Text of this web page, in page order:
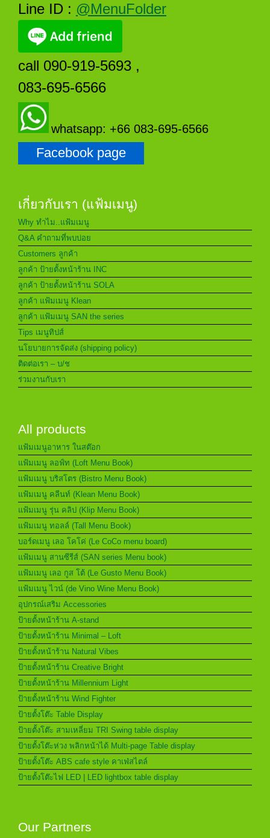
Line ID : @MenuFolder
call 090-919-5693 ,
083-695-6566
whatsapp: +66 083-695-6566
Facebook page
เกี่ยวกับเรา (แฟ้มเมนู)
Why ทำไม..แฟ้มเมนู
Q&A คำถามที่พบบ่อย
Customers ลูกค้า
ลูกค้า ป้ายตั้งหน้าร้าน INC
ลูกค้า ป้ายตั้งหน้าร้าน SOLA
ลูกค้า แฟ้มเมนู Klean
ลูกค้า แฟ้มเมนู SAN the series
Tips เมนูทิปส์
นโยบายการจัดส่ง (shipping policy)
ติดต่อเรา – บ/ช
ร่วมงานกับเรา
All products
แฟ้มเมนูอาหาร ในสต๊อก
แฟ้มเมนู ลอฟ์ท (Loft Menu Book)
แฟ้มเมนู บริสโตร (Bistro Menu Book)
แฟ้มเมนู คลีนท์ (Klean Menu Book)
แฟ้มเมนู รุ่น คลิป (Klip Menu Book)
แฟ้มเมนู ทอลล์ (Tall Menu Book)
บอร์ดเมนู เลอ โคโค่ (Le CoCo menu board)
แฟ้มเมนู สานซีรีส์ (SAN series Menu book)
แฟ้มเมนู เลอ กูส โต้ (Le Gusto Menu Book)
แฟ้มเมนู ไวน์ (de Vino Wine Menu Book)
อุปกรณ์เสริม Accessories
ป้ายตั้งหน้าร้าน A-stand
ป้ายตั้งหน้าร้าน Minimal – Loft
ป้ายตั้งหน้าร้าน Natural Vibes
ป้ายตั้งหน้าร้าน Creative Bright
ป้ายตั้งหน้าร้าน Millennium Light
ป้ายตั้งหน้าร้าน Wind Fighter
ป้ายตั้งโต๊ะ Table Display
ป้ายตั้งโต๊ะ สามเหลี่ยม TRI Swing table display
ป้ายตั้งโต๊ะห่วง พลิกหน้าได้ Multi-page Table display
ป้ายตั้งโต๊ะ ABS cafe style คาเฟ่สไตล์
ป้ายตั้งโต๊ะไฟ LED | LED lightbox table display
Our Partners